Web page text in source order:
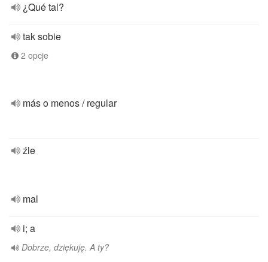
¿Qué tal?
tak sobie
2 opcje
más o menos / regular
źle
mal
i; a
Dobrze, dziękuję. A ty?